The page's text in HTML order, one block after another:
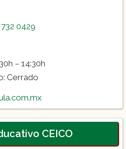
0429
– 14:30h
Cerrado
CEICO